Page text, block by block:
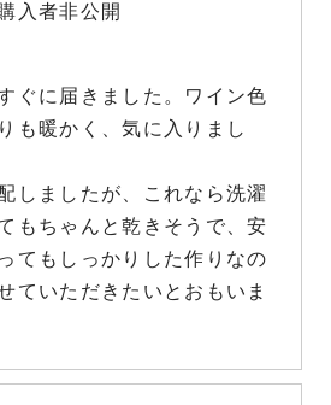
入者非公開
ぐに届きました。ワイン色
も暖かく、気に入りまし
しましたが、これなら洗濯
もちゃんと乾きそうで、安
てもしっかりした作りなの
ていただきたいとおもいま